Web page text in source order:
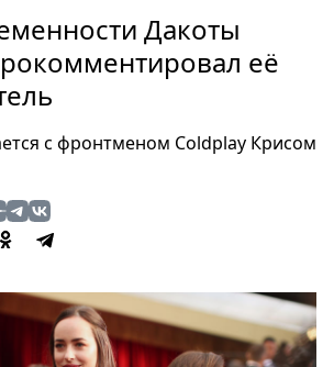
Дакоты
её
с фронтменом Coldplay Крисом